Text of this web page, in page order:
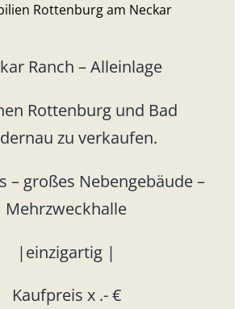
Rottenburg am Neckar
Ranch – Alleinlage
Rottenburg und Bad
zu verkaufen.
– großes Nebengebäude –
Mehrzweckhalle
|einzigartig |
Kaufpreis x .- €